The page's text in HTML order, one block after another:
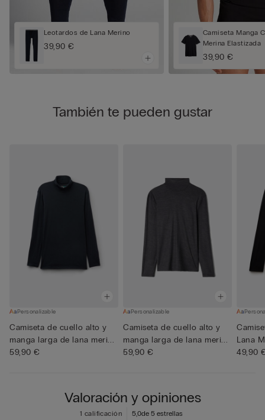
Leotardos de Lana Merino
39,90 €
Camiseta Manga
Merina Elastizada
39,90 €
También te pueden gustar
Personalizable
Camiseta de cuello alto y
manga larga de lana meri...
59,90 €
Personalizable
Camiseta de cuello alto y
manga larga de lana meri...
59,90 €
Lana
49,90
Valoración y opiniones
5,0de 5 estrellas
1 calificación